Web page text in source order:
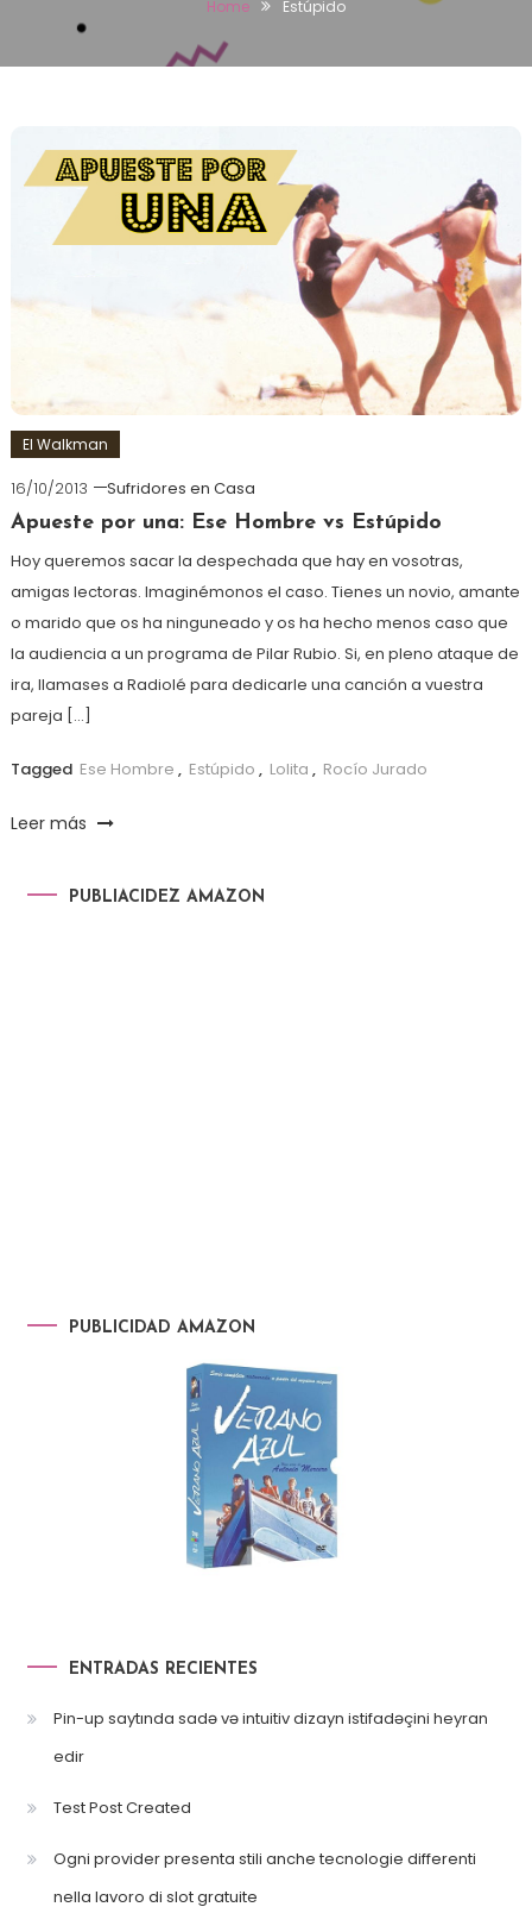
Home Estúpido
El Walkman
16/10/2013
Sufridores en Casa
Apueste por una: Ese Hombre vs Estúpido
Hoy queremos sacar la despechada que hay en vosotras,
amigas lectoras. Imaginémonos el caso. Tienes un novio, amante
o marido que os ha ninguneado y os ha hecho menos caso que
la audiencia a un programa de Pilar Rubio. Si, en pleno ataque de
ira, llamases a Radiolé para dedicarle una canción a vuestra
pareja […]
Tagged Ese Hombre , Estúpido , Lolita , Rocío Jurado
Leer más
PUBLIACIDEZ AMAZON
PUBLICIDAD AMAZON
ENTRADAS RECIENTES
Pin-up saytında sadə və intuitiv dizayn istifadəçini heyran
edir
Test Post Created
Ogni provider presenta stili anche tecnologie differenti
nella lavoro di slot gratuite